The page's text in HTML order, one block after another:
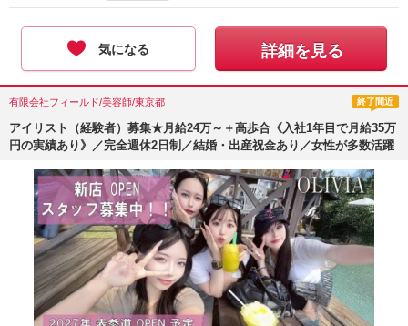
気になる 詳細を見る
有限会社フィールド/美容師/東京都 終了間近
アイリスト（経験者）募集★月給24万～＋高歩合《入社1年目で月給35万
円の実績あり》／完全週休2日制／結婚・出産祝金あり／女性が多数活躍